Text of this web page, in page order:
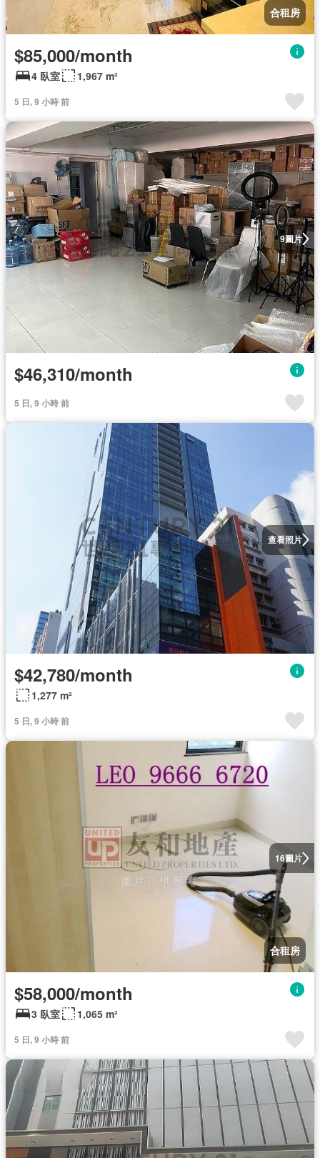
合租房
$85,000/month
4 臥室 1,967 m²
5 日, 9 小時 前
9圖片
$46,310/month
5 日, 9 小時 前
查看照片
$42,780/month
1,277 m²
5 日, 9 小時 前
16圖片
合租房
$58,000/month
3 臥室 1,065 m²
5 日, 9 小時 前